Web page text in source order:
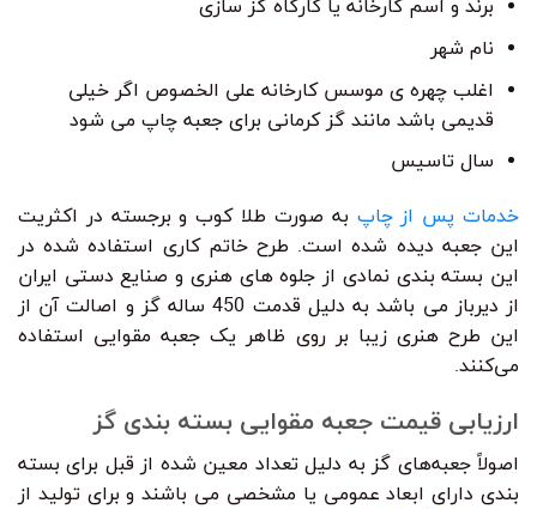
برند و اسم کارخانه یا کارگاه گز سازی
نام شهر
اغلب چهره ی موسس کارخانه علی الخصوص اگر خیلی
قدیمی باشد مانند گز کرمانی برای جعبه چاپ می شود
سال تاسیس
خدمات پس از چاپ به صورت طلا کوب و برجسته در اکثریت
این جعبه دیده شده است. طرح خاتم کاری استفاده شده در
این بسته بندی نمادی از جلوه های هنری و صنایع دستی ایران
از دیرباز می باشد به دلیل قدمت 450 ساله گز و اصالت آن از
این طرح هنری زیبا بر روی ظاهر یک جعبه مقوایی استفاده
می‌کنند.
ارزیابی قیمت جعبه مقوایی بسته بندی گز
اصولاً جعبه‌های گز به دلیل تعداد معین شده از قبل برای بسته
بندی دارای ابعاد عمومی یا مشخصی می باشند و برای تولید از